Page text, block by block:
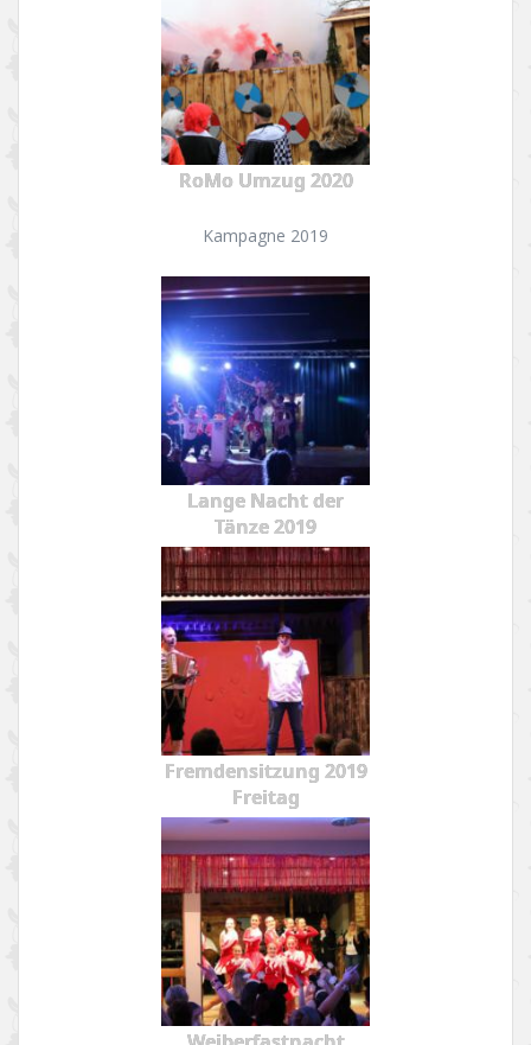
RoMo Umzug 2020
Kampagne 2019
Lange Nacht der
Tänze 2019
Fremdensitzung 2019
Freitag